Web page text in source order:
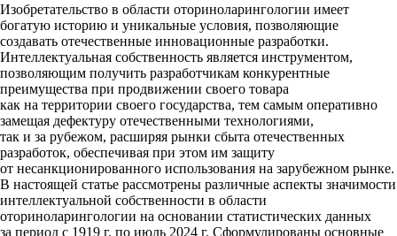
Изобретательство в области оториноларингологии имеет
богатую историю и уникальные условия, позволяющие
создавать отечественные инновационные разработки.
Интеллектуальная собственность является инструментом,
позволяющим получить разработчикам конкурентные
преимущества при продвижении своего товара
как на территории своего государства, тем самым оперативно
замещая дефектуру отечественными технологиями,
так и за рубежом, расширяя рынки сбыта отечественных
разработок, обеспечивая при этом им защиту
от несанкционированного использования на зарубежном рынке.
В настоящей статье рассмотрены различные аспекты значимости
интеллектуальной собственности в области
оториноларингологии на основании статистических данных
за период с 1919 г. по июль 2024 г. Сформулированы основные